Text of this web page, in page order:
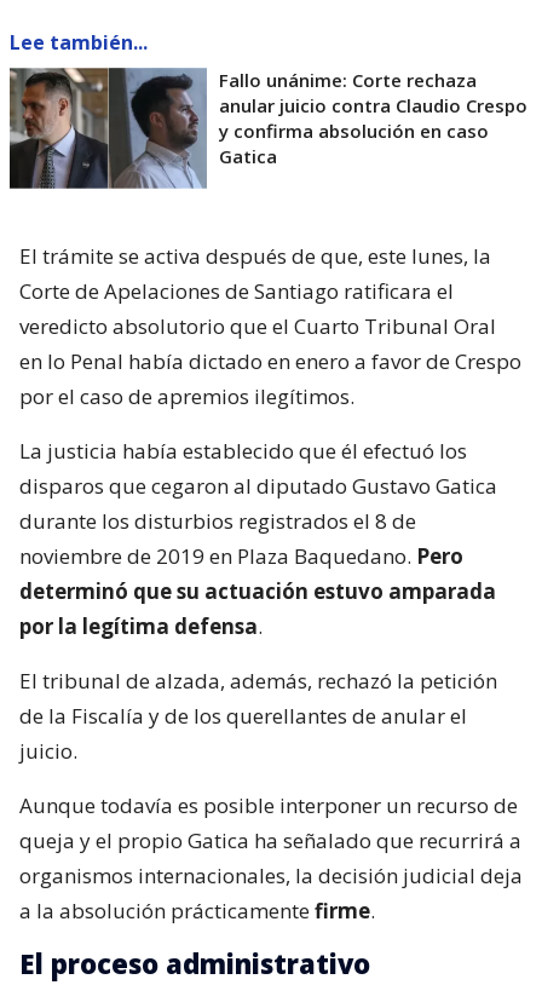
Lee también...
Fallo unánime: Corte rechaza
anular juicio contra Claudio Crespo
y confirma absolución en caso
Gatica
El trámite se activa después de que, este lunes, la
Corte de Apelaciones de Santiago ratificara el
veredicto absolutorio que el Cuarto Tribunal Oral
en lo Penal había dictado en enero a favor de Crespo
por el caso de apremios ilegítimos.
La justicia había establecido que él efectuó los
disparos que cegaron al diputado Gustavo Gatica
durante los disturbios registrados el 8 de
noviembre de 2019 en Plaza Baquedano. Pero
determinó que su actuación estuvo amparada
por la legítima defensa.
El tribunal de alzada, además, rechazó la petición
de la Fiscalía y de los querellantes de anular el
juicio.
Aunque todavía es posible interponer un recurso de
queja y el propio Gatica ha señalado que recurrirá a
organismos internacionales, la decisión judicial deja
a la absolución prácticamentefirme.
El proceso administrativo